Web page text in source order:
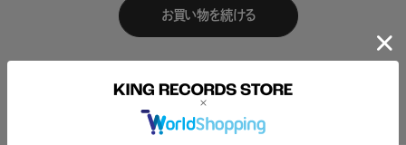
お買い物を続ける